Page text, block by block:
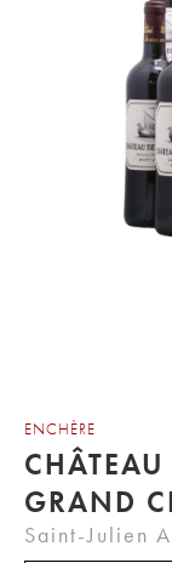
ENCHÈRE
CHÂTEAU
GRAND
Saint-Julien